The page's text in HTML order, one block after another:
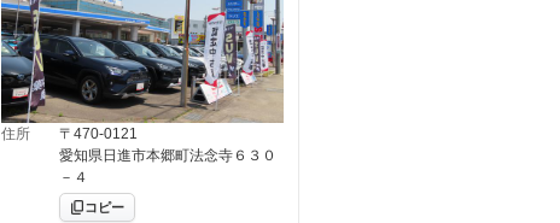
住所
〒470-0121
愛知県日進市本郷町法念寺６３０
－４
コピー